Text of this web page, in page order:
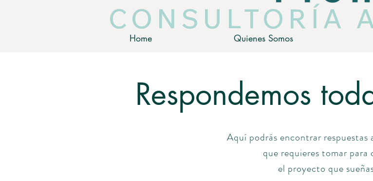
Home Quienes Somos
CONSULTORÍA
Respondemos
Aquí podrás encontrar respuestas
que requieres tomar para
el proyecto que